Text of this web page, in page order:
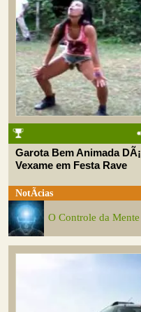
Garota Bem Animada DÃ¡
Vexame em Festa Rave
NotÃ­cias
O Controle da Mente